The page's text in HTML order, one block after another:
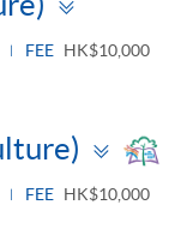
panel
FEE HK$10,000
Toggle
panel
FEE HK$10,000